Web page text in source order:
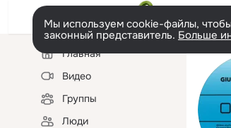
Мы используем cookie-файлы,
законный представитель. Больше
Левая
колонкаГлавная
Видео
Группы
Люди